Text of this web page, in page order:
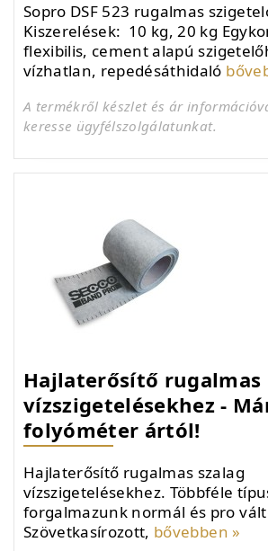
Sopro DSF 523 rugalmas
Kiszerelések: 10 kg, 20 kg
flexibilis, cement alapú
vízhatlan, repedésáthidaló
A termékről készlet és ár
keresse ügyfélszolgálatunkat.
Hajlaterősítő rugalmas
vízszigetelésekhez -
folyóméter ártól!
Hajlaterősítő rugalmas szalag
vízszigetelésekhez. Többféle
forgalmazunk normál és pro
Szövetkasírozott, bővebben »